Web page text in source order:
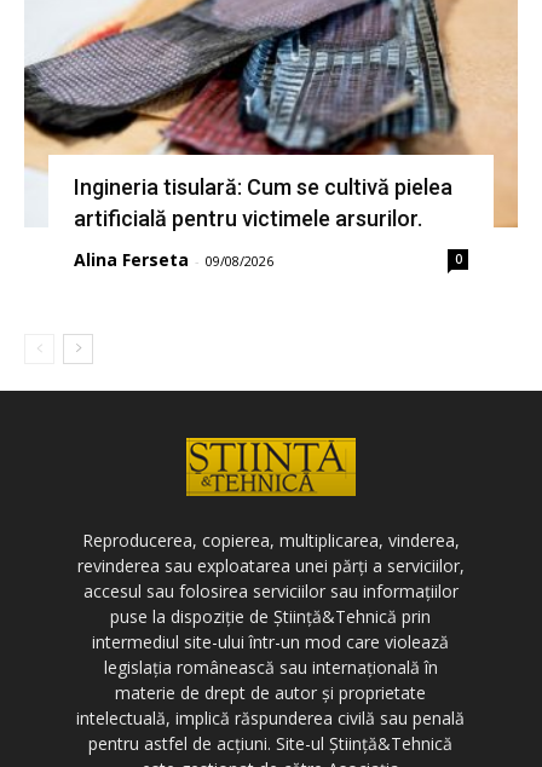
Ingineria tisulară: Cum se cultivă pielea
artificială pentru victimele arsurilor.
Alina Ferseta - 09/08/2026 0
Reproducerea, copierea, multiplicarea, vinderea,
revinderea sau exploatarea unei părți a serviciilor,
accesul sau folosirea serviciilor sau informațiilor
puse la dispoziție de Știință&Tehnică prin
intermediul site-ului într-un mod care violează
legislația românească sau internațională în
materie de drept de autor și proprietate
intelectuală, implică răspunderea civilă sau penală
pentru astfel de acțiuni. Site-ul Știință&Tehnică